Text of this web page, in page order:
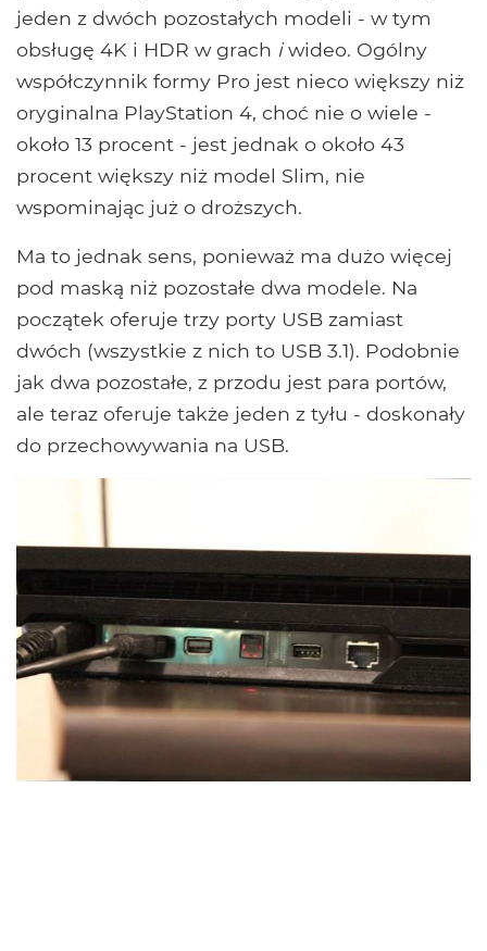
jeden z dwóch pozostałych modeli - w tym
obsługę 4K i HDR w grach iwideo. Ogólny
współczynnik formy Pro jest nieco większy niż
oryginalna PlayStation 4, choć nie o wiele -
około 13 procent - jest jednak o około 43
procent większy niż model Slim, nie
wspominając już o droższych.
Ma to jednak sens, ponieważ ma dużo więcej
pod maską niż pozostałe dwa modele. Na
początek oferuje trzy porty USB zamiast
dwóch (wszystkie z nich to USB 3.1). Podobnie
jak dwa pozostałe, z przodu jest para portów,
ale teraz oferuje także jeden z tyłu - doskonały
do ​​przechowywania na USB.